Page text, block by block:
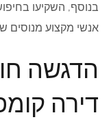
בנוסף, השקיעו
אנשי מקצוע מנוסים
הדגשה
דירה